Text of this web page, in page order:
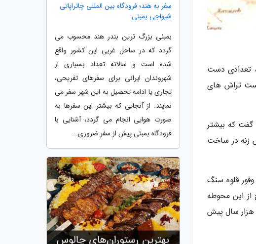
تعدادی دست
تراش های
که بیشتر
زنه در ساخت
قلوه سنگ
از این محوطه
هزار سال پیش
سفر به هند؛ فرودگاه بین المللی چاتراپاتی
شیواجی بمبئی
بمبئی بزرگ ترین بندر هند محسوب می
گردد که در ساحل غربی این کشور واقع
شده است و سالانه تعداد بسیاری از
شهروندان ایرانی برای سفرهای تفریحی،
تجاری یا ادامه تحصیل به این شهر سفر می
نمایند. از آنجایی که بیشتر این سفرها به
صورت هوایی انجام می گردد، آشنایی با
فرودگاه بمبئی پیش از سفر ضروری...